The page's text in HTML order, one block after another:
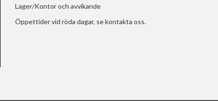
Lager/Kontor och avvikande
Öppettider vid röda dagar, sekontakta oss.